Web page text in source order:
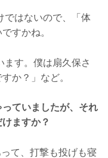
ではないので、「体
すかね。
ます。僕は扇久保さ
か？」など。
ていましたが、それ
ますか？
て、打撃も投げも寝